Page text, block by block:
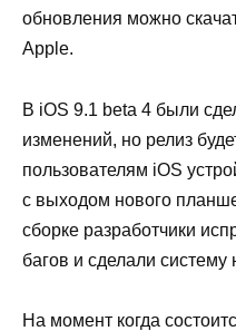
обновления можно
Apple.
В iOS 9.1 beta 4 были
изменений, но релиз
пользователям iOS
с выходом нового
сборке разработчики
багов и сделали систему
На момент когда